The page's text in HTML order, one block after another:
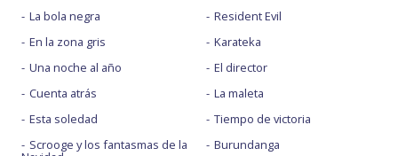
La bola negra
En la zona gris
Una noche al año
Cuenta atrás
Esta soledad
Scrooge y los fantasmas de la
Resident Evil
Karateka
El director
La maleta
Tiempo de victoria
Burundanga